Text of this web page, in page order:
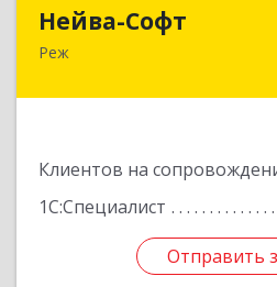
Нейва-Софт
Реж
Клиентов на
1С:Специалист
Отправить
623750, Свердловская
Отправить